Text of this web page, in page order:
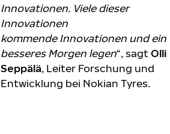
Innovationen. Viele dieser
Innovationen
kommendeInnovationen und ein
besseres Morgen legen“, sagt Olli
Seppälä, Leiter Forschung und
Entwicklung bei Nokian Tyres.